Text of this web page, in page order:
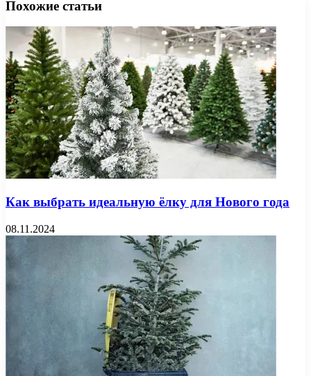
Похожие статьи
Как выбрать идеальную ёлку для Нового года
08.11.2024